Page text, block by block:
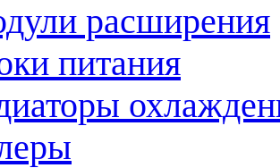
расширения
питания